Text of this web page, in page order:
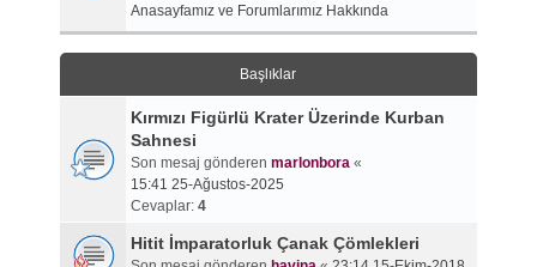
Anasayfamız ve Forumlarımız Hakkında
Başlıklar
Kırmızı Figürlü Krater Üzerinde Kurban
Sahnesi
Son mesaj gönderen marlonbora«
15:41 25-Ağustos-2025
Cevaplar: 4
Hitit İmparatorluk Çanak Çömlekleri